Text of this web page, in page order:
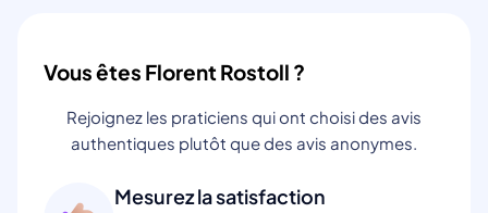
Vous êtes Florent Rostoll ?
Rejoignez les praticiens qui ont choisi des avis
authentiques plutôt que des avis anonymes.
Mesurez la satisfaction